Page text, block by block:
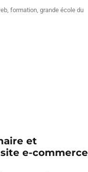
, formation, grande école du
et
e-commerce